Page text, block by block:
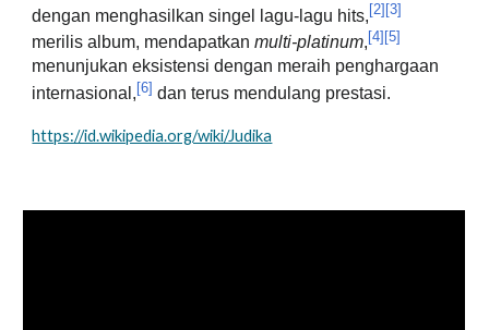
dengan menghasilkan singel lagu-lagu hits, [2] [3]
merilis album, mendapatkanmulti-platinum, [4] [5]
menunjukan eksistensi dengan meraih penghargaan
internasional, [6] dan terus mendulang prestasi.
https://id.wikipedia.org/wiki/Judika